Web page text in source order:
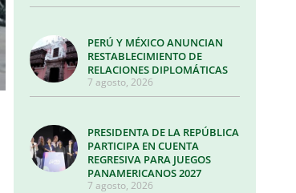
PERÚ Y MÉXICO ANUNCIAN
RESTABLECIMIENTO DE
RELACIONES DIPLOMÁTICAS
7 agosto, 2026
PRESIDENTA DE LA REPÚBLICA
PARTICIPA EN CUENTA
REGRESIVA PARA JUEGOS
PANAMERICANOS 2027
7 agosto, 2026